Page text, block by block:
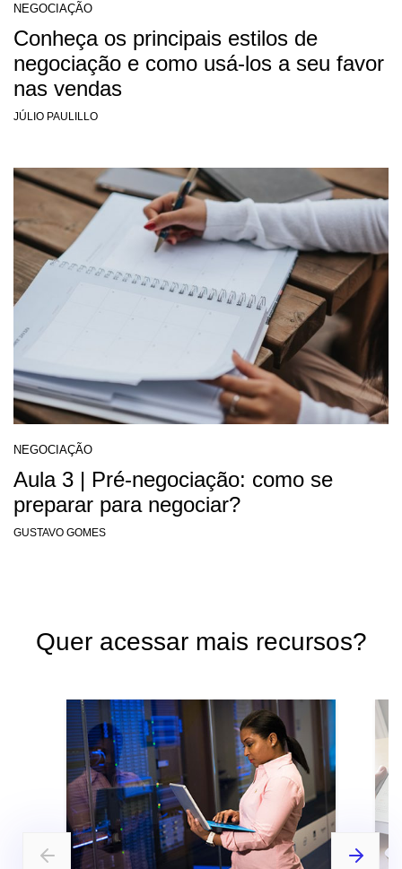
NEGOCIAÇÃO
Conheça os principais estilos de
negociação e como usá-los a seu favor
nas vendas
JÚLIO PAULILLO
NEGOCIAÇÃO
Aula 3 | Pré-negociação: como se
preparar para negociar?
GUSTAVO GOMES
Quer acessar mais recursos?